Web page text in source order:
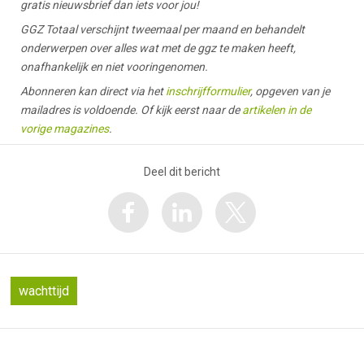
gratis nieuwsbrief dan iets voor jou!
GGZ Totaal verschijnt tweemaal per maand en behandelt
onderwerpen over alles wat met de ggz te maken heeft,
onafhankelijk en niet vooringenomen.
Abonneren kan direct via hetinschrijfformulier, opgeven van je
mailadres is voldoende. Of kijk eerst naar deartikelen in de
vorige magazines.
Deel dit bericht
wachttijd